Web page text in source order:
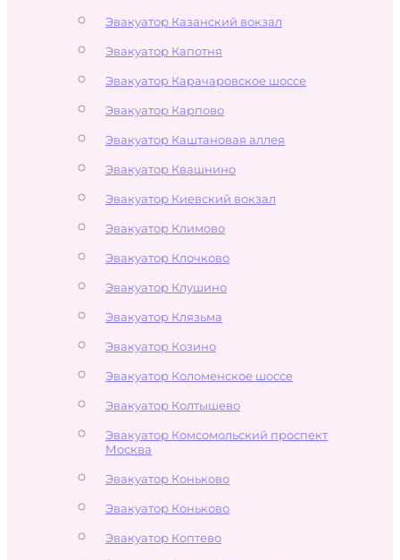
Эвакуатор Казанский вокзал
Эвакуатор Капотня
Эвакуатор Карачаровское шоссе
Эвакуатор Карпово
Эвакуатор Каштановая аллея
Эвакуатор Квашнино
Эвакуатор Киевский вокзал
Эвакуатор Климово
Эвакуатор Клочково
Эвакуатор Клушино
Эвакуатор Клязьма
Эвакуатор Козино
Эвакуатор Коломенское шоссе
Эвакуатор Колтышево
Эвакуатор Комсомольский проспект
Москва
Эвакуатор Коньково
Эвакуатор Коньково
Эвакуатор Коптево